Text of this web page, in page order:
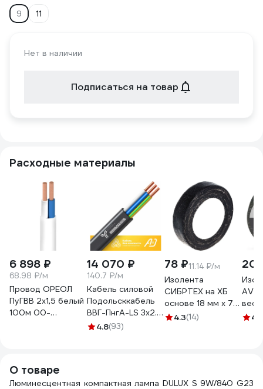
9
11
Нет в наличии
Подписаться на товар
Расходные материалы
6 898 ₽
68.98 ₽/м
Провод ОРЕОЛ
ПуГВВ 2х1,5 белый
100м 00-
14 070 ₽
140.7 ₽/м
Кабель силовой
Подольсккабель
ВВГ-ПнгА-LS 3х2.5
N,PE 100м. 76061-
4.8(93)
78 ₽11.14 ₽/м
Изолента
СИБРТЕХ на ХБ
основе 18 мм х 7
м, 80 гр. 88760
4.3(14)
вес
0654.6
О товаре
Люминесцентная компактная лампа DULUX S 9W/840 G23